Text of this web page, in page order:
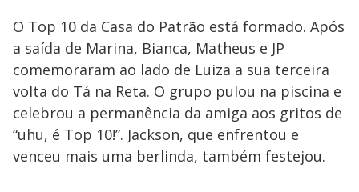
O Top 10 da Casa do Patrão está formado. Após
a saída de Marina, Bianca, Matheus e JP
comemoraram ao lado de Luiza a sua terceira
volta do Tá na Reta. O grupo pulou na piscina e
celebrou a permanência da amiga aos gritos de
“uhu, é Top 10!”. Jackson, que enfrentou e
venceu mais uma berlinda, também festejou.